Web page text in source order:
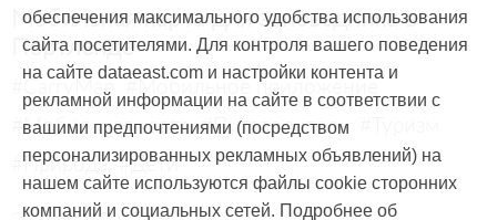
Мобильная карта для заповедника в
Портленде
#CarryMap #Мобильное приложение
#Мобильная карта #Путеводитель
#Природа #Дети
обеспечения максимального удобства использования
сайта посетителями. Для контроля вашего поведения
на сайте dataeast.com и настройки контента и
рекламной информации на сайте в соответствии с
вашими предпочтениями (посредством
персонализированных рекламных объявлений) на
нашем сайте используются файлы cookie сторонних
компаний и социальных сетей. Подробнее об